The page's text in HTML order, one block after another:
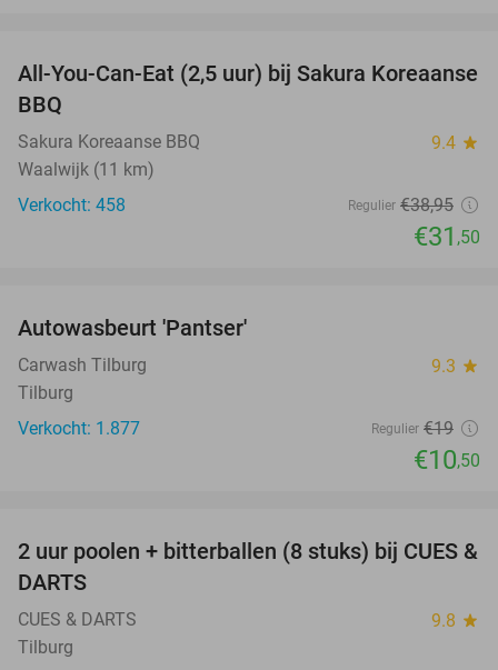
19%
All-You-Can-Eat (2,5 uur) bij Sakura Koreaanse
BBQ
Sakura Koreaanse BBQ 9.4 star
Waalwijk (11 km)
Verkocht: 458
Regulier €38,95
€31 ,50
Autowasbeurt 'Pantser'
Carwash Tilburg 9.3 star
Tilburg
Verkocht: 1.877
Regulier €19
€10,50
50%
2 uur poolen + bitterballen (8 stuks) bij CUES &
DARTS
CUES & DARTS 9.8 star
Tilburg